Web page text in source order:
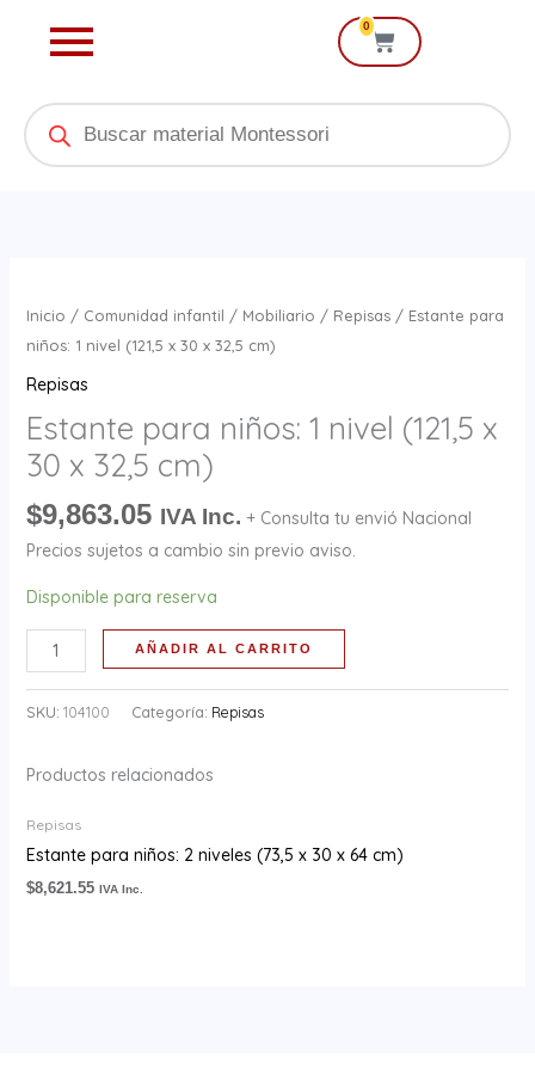
0
Cart
Products
search
Inicio / Comunidad infantil / Mobiliario / Repisas/ Estante para
niños: 1 nivel (121,5 x 30 x 32,5 cm)
Repisas
Estante para niños: 1 nivel (121,5 x
30 x 32,5 cm)
$9,863.05 IVA Inc. + Consulta tu envió Nacional
Precios sujetos a cambio sin previo aviso.
Disponible para reserva
para
niños:
nivel
(121,5
x
x
32,5
cantidad
AÑADIR AL CARRITO
SKU: 104100 Categoría: Repisas
Productos relacionados
Repisas
Estante para niños: 2 niveles (73,5 x 30 x 64 cm)
$8,621.55 IVA Inc.